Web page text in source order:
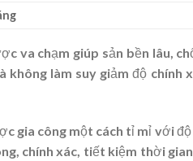
va chạm giúp sản bền lâu,
không làm suy giảm độ chính
gia công một cách tỉ mỉ với
chính xác, tiết kiệm thời